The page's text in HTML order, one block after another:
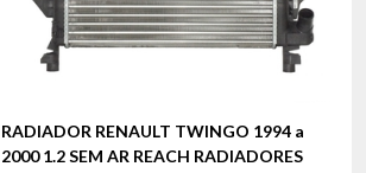
RADIADOR RENAULT TWINGO 1994 a
2000 1.2 SEM AR REACH RADIADORES